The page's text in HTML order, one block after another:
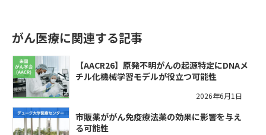
がん医療に関連する記事
【AACR26】原発不明がんの起源特定にDNAメ
チル化機械学習モデルが役立つ可能性
2026年6月1日
市販薬ががん免疫療法薬の効果に影響を与え
る可能性